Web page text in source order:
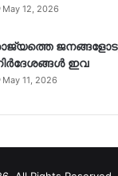
May 12, 2026
ഇവ
May 11, 2026